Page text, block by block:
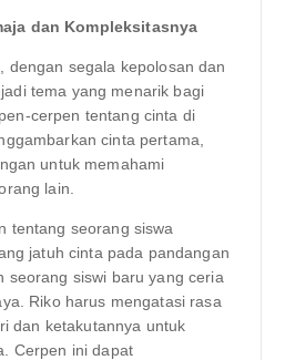
dan Kompleksitasnya
dengan segala kepolosan dan
tema yang menarik bagi
cerpen tentang cinta di
cinta pertama,
untuk memahami
lain.
tentang seorang siswa
jatuh cinta pada pandangan
seorang siswi baru yang ceria
Riko harus mengatasi rasa
dan ketakutannya untuk
Cerpen ini dapat